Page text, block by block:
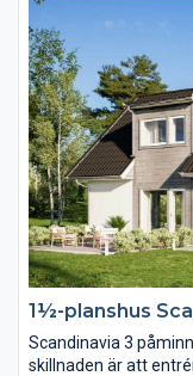
1½-planshus
Scandinavia 3
skillnaden är att